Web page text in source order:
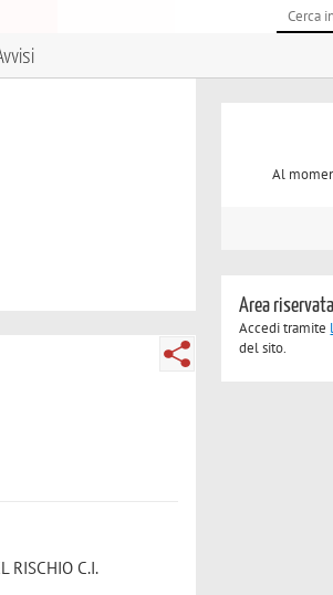
RISCHIO C.I.
Al
Area riservata
Accedi tramite
del sito.